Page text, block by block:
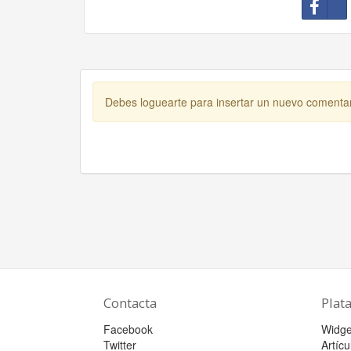
Debes loguearte para insertar un nuevo
Contacta
Facebook
Twitter